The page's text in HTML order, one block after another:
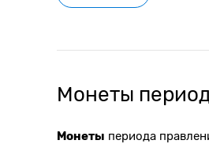
Монеты
Монеты периода